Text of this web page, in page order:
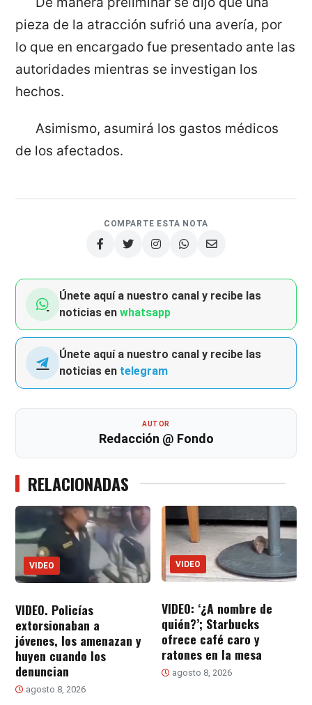
pieza de la atracción sufrió una avería, por
lo que en encargado fue presentado ante las
autoridades mientras se investigan los
hechos.
Asimismo, asumirá los gastos médicos
de los afectados.
COMPARTE ESTA NOTA
Únete aquí a nuestro canal y recibe las
noticias enwhatsapp
Únete aquí a nuestro canal y recibe las
noticias en telegram
AUTOR
Redacción @ Fondo
RELACIONADAS
VIDEO
VIDEO. Policías
extorsionaban a
jóvenes, los amenazan y
huyen cuando los
denuncian
agosto 8, 2026
VIDEO
VIDEO: ‘¿A nombre de
quién?’; Starbucks
ofrece café caro y
ratones en la mesa
agosto 8, 2026